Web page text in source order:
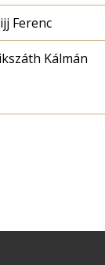
Ferenc
Kálmán